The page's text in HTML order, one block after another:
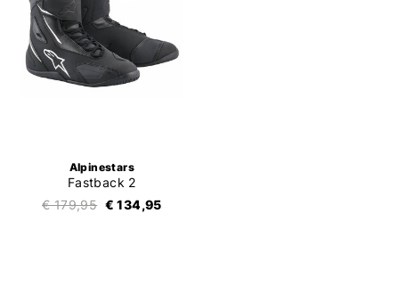
Alpinestars
Fastback 2
€ 179,95 € 134,95